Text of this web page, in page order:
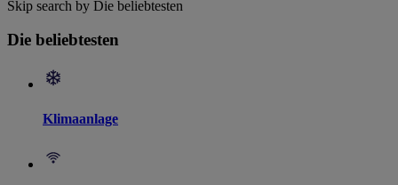
Skip search by Die beliebtesten
Die beliebtesten
Klimaanlage